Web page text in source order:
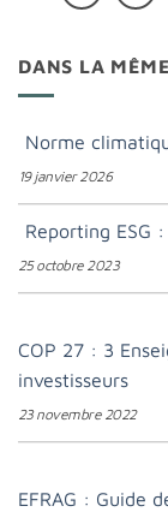
DANS LA
Norme
19 janvier 2026
Reporting ESG
25 octobre 2023
COP 27 : 3
investisseurs
23 novembre 2022
EFRAG : Guide